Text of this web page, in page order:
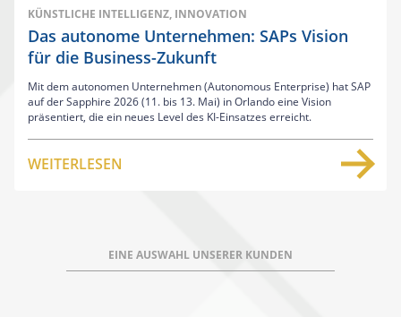
KÜNSTLICHE INTELLIGENZ, INNOVATION
Das autonome Unternehmen: SAPs Vision
für die Business-Zukunft
Mit dem autonomen Unternehmen (Autonomous Enterprise) hat SAP
auf der Sapphire 2026 (11. bis 13. Mai) in Orlando eine Vision
präsentiert, die ein neues Level des KI-Einsatzes erreicht.
WEITERLESEN
EINE AUSWAHL UNSERER KUNDEN